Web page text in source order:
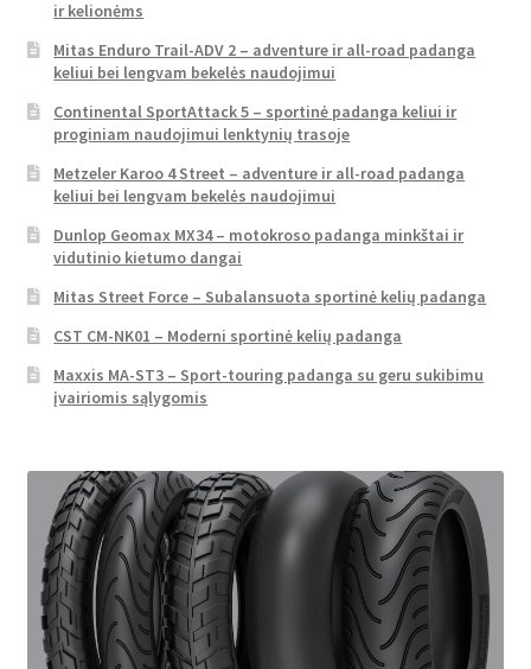
ir kelionėms
Mitas Enduro Trail-ADV 2 – adventure ir all-road padanga
keliui bei lengvam bekelės naudojimui
Continental SportAttack 5 – sportinė padanga keliui ir
proginiam naudojimui lenktynių trasoje
Metzeler Karoo 4 Street – adventure ir all-road padanga
keliui bei lengvam bekelės naudojimui
Dunlop Geomax MX34 – motokroso padanga minkštai ir
vidutinio kietumo dangai
Mitas Street Force – Subalansuota sportinė kelių padanga
CST CM-NK01 – Moderni sportinė kelių padanga
Maxxis MA-ST3 – Sport-touring padanga su geru sukibimu
įvairiomis sąlygomis